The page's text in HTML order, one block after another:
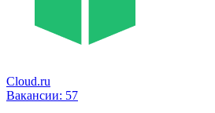
Cloud.ru
Вакансии: 57